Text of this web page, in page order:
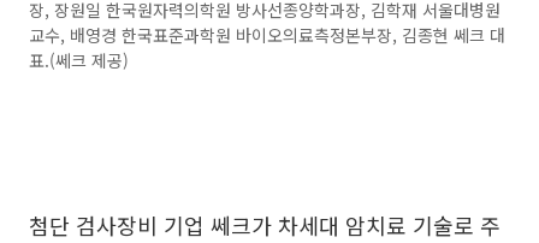
장, 장원일 한국원자력의학원 방사선종양학과장, 김학재 서울대병원
교수, 배영경 한국표준과학원 바이오의료측정본부장, 김종현 쎄크 대
표.(쎄크 제공)
첨단 검사장비 기업 쎄크가 차세대 암치료 기술로 주